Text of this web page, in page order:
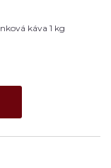
káva 1 kg